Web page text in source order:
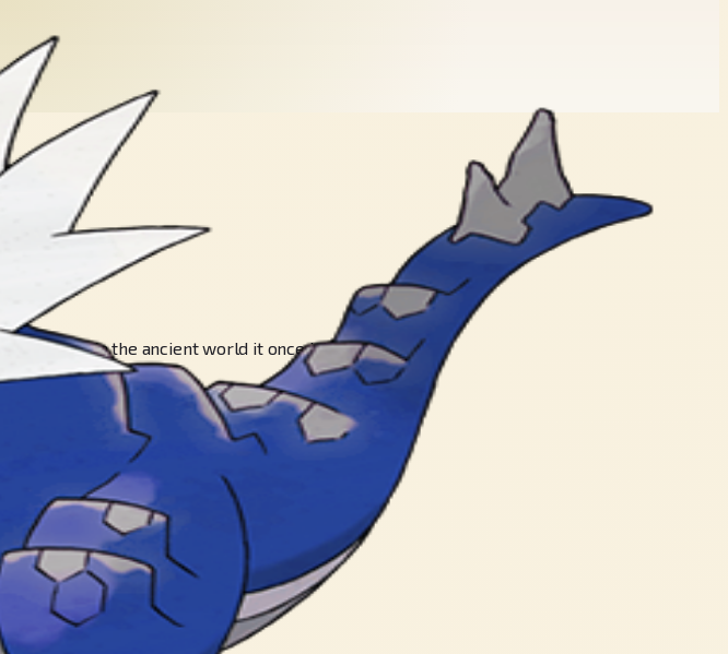
invincible in the ancient world it once inhabited.